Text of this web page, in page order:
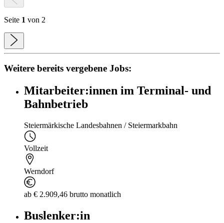
Seite 1 von 2
Weitere bereits vergebene Jobs:
Mitarbeiter:innen im Terminal- und
Bahnbetrieb
Steiermärkische Landesbahnen / Steiermarkbahn
Vollzeit
Werndorf
ab € 2.909,46 brutto monatlich
Buslenker:in